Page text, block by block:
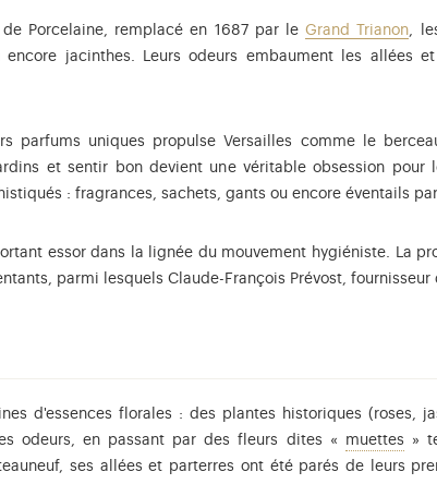
Porcelaine, remplacé en 1687 par leGrand Trianon,
jacinthes. Leurs odeurs embaument les allées
parfums uniques propulse Versailles comme le
et sentir bon devient une véritable obsession pour
: fragrances, sachets, gants ou encore éventails
essor dans la lignée du mouvement hygiéniste. La
parmi lesquels Claude-François Prévost, fournisseur
d'essences florales : des plantes historiques (roses,
odeurs, en passant par des fleurs dites « muettes »
ses allées et parterres ont été parés de leurs